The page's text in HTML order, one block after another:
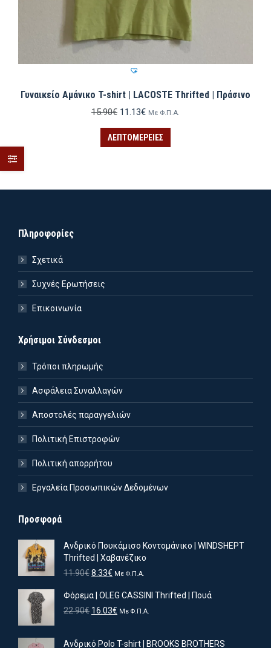
Γυναικείο Αμάνικο T-shirt | LACOSTE Thrifted | Πράσινο
15.90€ Original
was:
15.90€.
11.13€Η
τιμή
είναι:
Με Φ.Π.Α.
ΛΕΠΤΟΜΈΡΕΙΕΣ
Πληροφορίες
Σχετικά
Συχνές Ερωτήσεις
Επικοινωνία
Χρήσιμοι Σύνδεσμοι
Τρόποι πληρωμής
Ασφάλεια Συναλλαγών
Αποστολές παραγγελιών
Πολιτική Επιστροφών
Πολιτική απορρήτου
Εργαλεία Προσωπικών Δεδομένων
Προσφορά
Ανδρικό Πουκάμισο Κοντομάνικο | WINDSHEPT
Thrifted | Χαβανέζικο
11.90€Original
was:
11.90€.
8.33€ Η
τιμή
είναι:
Με Φ.Π.Α.
Φόρεμα | OLEG CASSINI Thrifted | Πουά
22.90€ Original
16.03€ ΗΜε Φ.Π.Α.
Ανδρικό Polo T-shirt | BROOKS BROTHERS